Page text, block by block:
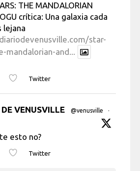
THE MANDALORIAN
crítica: Una galaxia cada
lejana
star-
mandalorian-and...
Twitter
VENUSVILLE @venusville
·
esto no?
Twitter